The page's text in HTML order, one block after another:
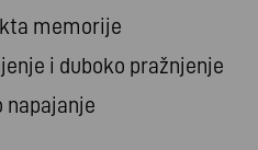
memorije
i duboko pražnjenje
napajanje